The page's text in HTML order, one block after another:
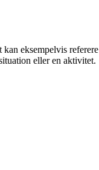
eksempelvis
eller en aktivitet.